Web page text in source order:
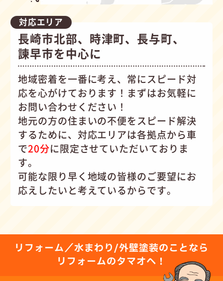
対応エリア
長崎市北部、時津町、長与町、
諫早市を中心に
地域密着を一番に考え、常にスピード対
応を心がけております！まずはお気軽に
お問い合わせください！
地元の方の住まいの不便をスピード解決
するために、対応エリアは各拠点から車
で20分に限定させていただいておりま
す。
可能な限り早く地域の皆様のご要望にお
応えしたいと考えているからです。
リフォーム／水まわり/外壁塗装のことなら
リフォームのタマオへ！